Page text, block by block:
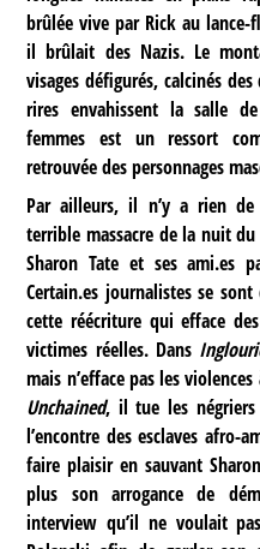
brûlée vive par Rick au lance-
il brûlait des Nazis. Le
visages défigurés, calcinés
rires envahissent la salle
femmes est un ressort
retrouvée des personnages
Par ailleurs, il n’y a rien de
terrible massacre de la nuit
Sharon Tate et ses ami.es
Certain.es journalistes se sont
cette réécriture qui efface
victimes réelles. Dans
mais n’efface pas les
Unchained, il tue les négriers
l’encontre des esclaves afro-
faire plaisir en sauvant
plus son arrogance de
interview qu’il ne voulait